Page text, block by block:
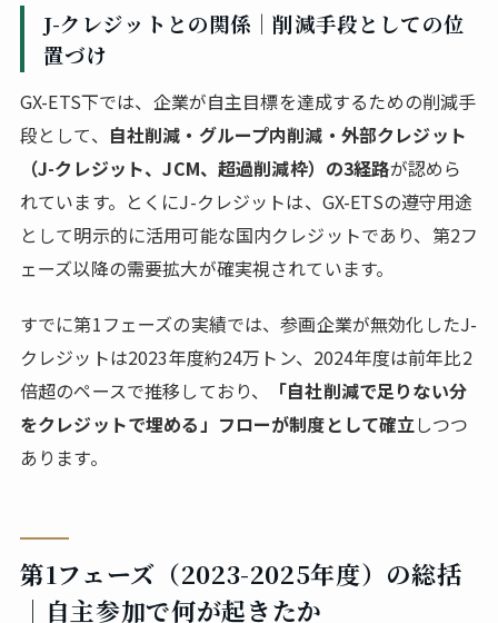
J-クレジットとの関係｜削減手段としての位
置づけ
GX-ETS下では、企業が自主目標を達成するための削減手
段として、 自社削減・グループ内削減・外部クレジット
（J-クレジット、JCM、超過削減枠）の3経路が認めら
れています。とくにJ-クレジットは、GX-ETSの遵守用途
として明示的に活用可能な国内クレジットであり、第2フ
ェーズ以降の需要拡大が確実視されています。
すでに第1フェーズの実績では、参画企業が無効化したJ-
クレジットは2023年度約24万トン、2024年度は前年比2
倍超のペースで推移しており、
「自社削減で足りない分
をクレジットで埋める」フローが制度として確立しつつ
あります。
第1フェーズ（2023-2025年度）の総括
｜自主参加で何が起きたか